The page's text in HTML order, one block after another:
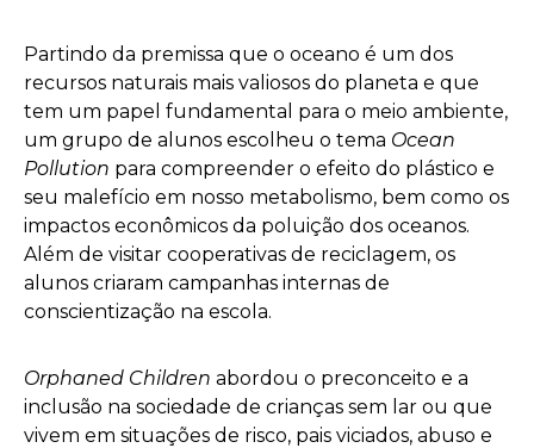
Partindo da premissa que o oceano é um dos
recursos naturais mais valiosos do planeta e que
tem um papel fundamental para o meio ambiente,
um grupo de alunos escolheu o tema Ocean
Pollution para compreender o efeito do plástico e
seu malefício em nosso metabolismo, bem como os
impactos econômicos da poluição dos oceanos.
Além de visitar cooperativas de reciclagem, os
alunos criaram campanhas internas de
conscientização na escola.
Orphaned Children abordou o preconceito e a
inclusão na sociedade de crianças sem lar ou que
vivem em situações de risco, pais viciados, abuso e